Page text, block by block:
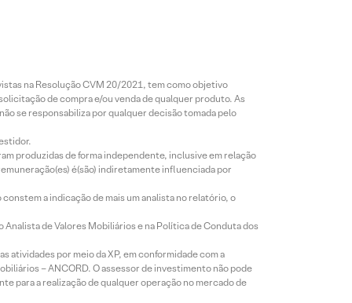
na Resolução CVM 20/2021, tem como objetivo
de compra e/ou venda de qualquer produto. As
se responsabiliza por qualquer decisão tomada pelo
produzidas de forma independente, inclusive em relação
é(são) indiretamente influenciada por
a indicação de mais um analista no relatório, o
de Valores Mobiliários e na Política de Conduta dos
atividades por meio da XP, em conformidade com a
– ANCORD. O assessor de investimento não pode
para a realização de qualquer operação no mercado de